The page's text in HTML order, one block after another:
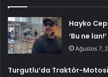
Hayko
‘Bu ne lan!’
Ağustos 7,
Turgutlu’da Traktör-